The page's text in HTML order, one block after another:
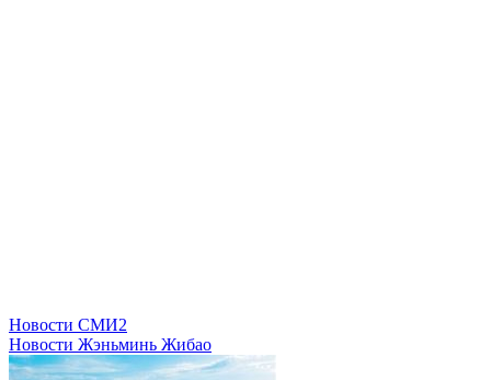
Новости СМИ2
Новости Жэньминь Жибао